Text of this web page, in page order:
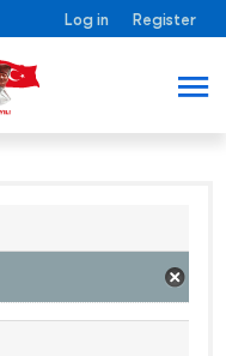
Log in Register